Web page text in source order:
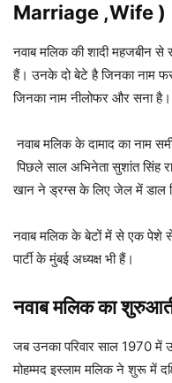
Marriage ,Wife )
नवाब मलिक की शादी महजबीन
हैं। उनके दो बेटे है जिनका नाम
जिनका नाम नीलोफर और सना है।
नवाब मलिक के दामाद का नाम
पिछले साल अभिनेता सुशांत सिंह
खान ने ड्रग्स के लिए जेल में डाल
नवाब मलिक के बेटों में से एक पेशे से
पार्टी के मुंबई अध्यक्ष भी हैं।
नवाब मलिक का
जब उनका परिवार साल 1970 में
मोहम्मद इस्लाम मलिक ने शुरू में